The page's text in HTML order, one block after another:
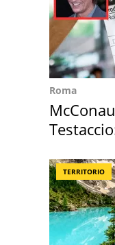
Roma
TERRITORIO